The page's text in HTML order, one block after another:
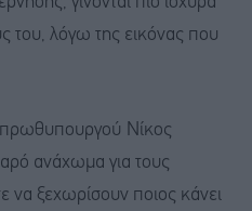
του, λόγω της εικόνας που
πρωθυπουργού Νίκος
ανάχωμα για τους
να ξεχωρίσουν ποιος κάνει